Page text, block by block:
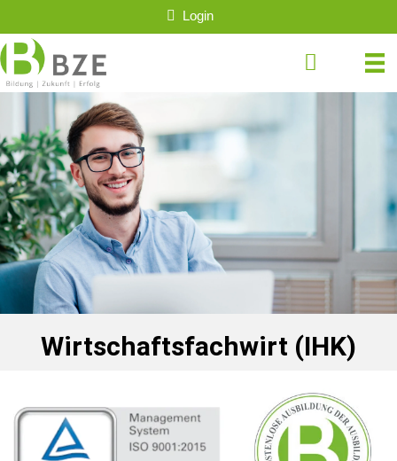
Login
Wirtschaftsfachwirt (IHK)